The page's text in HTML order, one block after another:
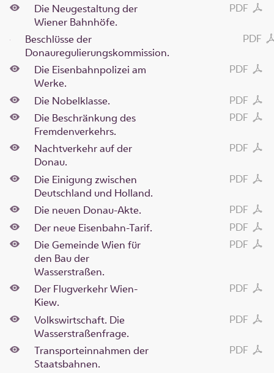
PDF
Die Neugestaltung der
Wiener Bahnhöfe.
PDF
Beschlüsse der
Donauregulierungskommission.
PDF
Die Eisenbahnpolizei am
Werke.
PDF
Die Nobelklasse.
PDF
Die Beschränkung des
Fremdenverkehrs.
PDF
Nachtverkehr auf der
Donau.
PDF
Die Einigung zwischen
Deutschland und Holland.
PDF
Die neuen Donau-Akte.
PDF
Der neue Eisenbahn-Tarif.
PDF
Die Gemeinde Wien für
den Bau der
Wasserstraßen.
PDF
Der Flugverkehr Wien-
Kiew.
PDF
Volkswirtschaft. Die
Wasserstraßenfrage.
PDF
Transporteinnahmen der
Staatsbahnen.